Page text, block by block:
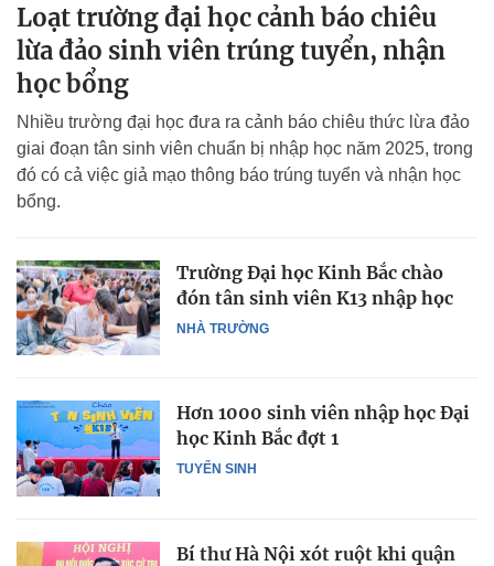
Loạt trường đại học cảnh báo chiêu
lừa đảo sinh viên trúng tuyển, nhận
học bổng
Nhiều trường đại học đưa ra cảnh báo chiêu thức lừa đảo
giai đoạn tân sinh viên chuẩn bị nhập học năm 2025, trong
đó có cả việc giả mạo thông báo trúng tuyển và nhận học
bổng.
NHÀ TRƯỜNG
Trường Đại học Kinh Bắc chào
đón tân sinh viên K13 nhập học
TUYỂN SINH
Hơn 1000 sinh viên nhập học Đại
học Kinh Bắc đợt 1
Bí thư Hà Nội xót ruột khi quận